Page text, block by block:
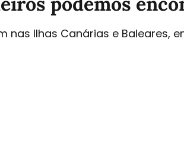
nas Ilhas Canárias e